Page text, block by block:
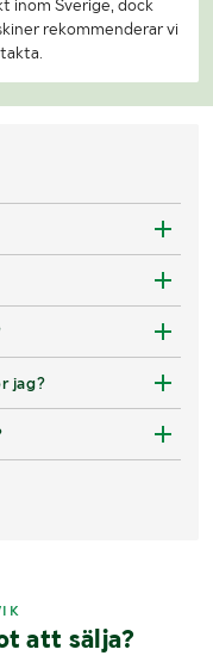
inom Sverige, dock
rekommenderar vi
jag?
att sälja?